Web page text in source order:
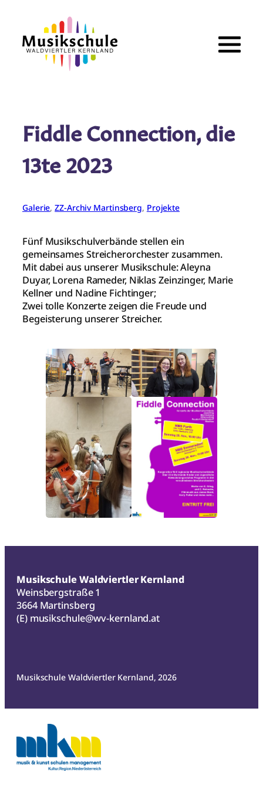
springen
Fiddle Connection, die
13te 2023
Galerie, ZZ-Archiv Martinsberg, Projekte
Fünf Musikschulverbände stellen ein
gemeinsames Streicherorchester zusammen.
Mit dabei aus unserer Musikschule: Aleyna
Duyar, Lorena Rameder, Niklas Zeinzinger, Marie
Kellner und Nadine Fichtinger;
Zwei tolle Konzerte zeigen die Freude und
Begeisterung unserer Streicher.
Musikschule Waldviertler Kernland
Weinsbergstraße 1
3664 Martinsberg
(E) musikschule@wv-kernland.at
Musikschule Waldviertler Kernland, 2026